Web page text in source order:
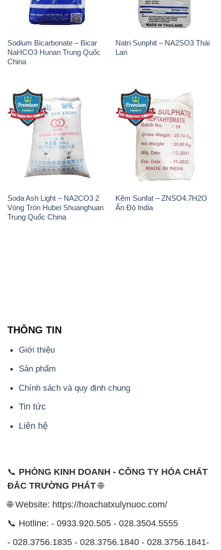
Sodium Bicarbonate – Bicar
NaHCO3 Hunan Trung Quốc
China
Natri Sunphit – NA2SO3 Thái
Lan
Soda Ash Light – NA2CO3 2
Vòng Tròn Hubei Shuanghuan
Trung Quốc China
Kẽm Sunfat – ZNSO4.7H2O
Ấn Độ India
THÔNG TIN
Giới thiệu
Sản phẩm
Chính sách và quy định chung
Tin tức
Liên hệ
📞 PHÒNG KINH DOANH - CÔNG TY HÓA CHẤT
ĐẮC TRƯỜNG PHÁT🌐
🌐 Website: https://hoachatxulynuoc.com/
📞 Hotline: - 0933.920.505 - 028.3504.5555
- 028.3756.1835 - 028.3756.1840 - 028.3756.1841-